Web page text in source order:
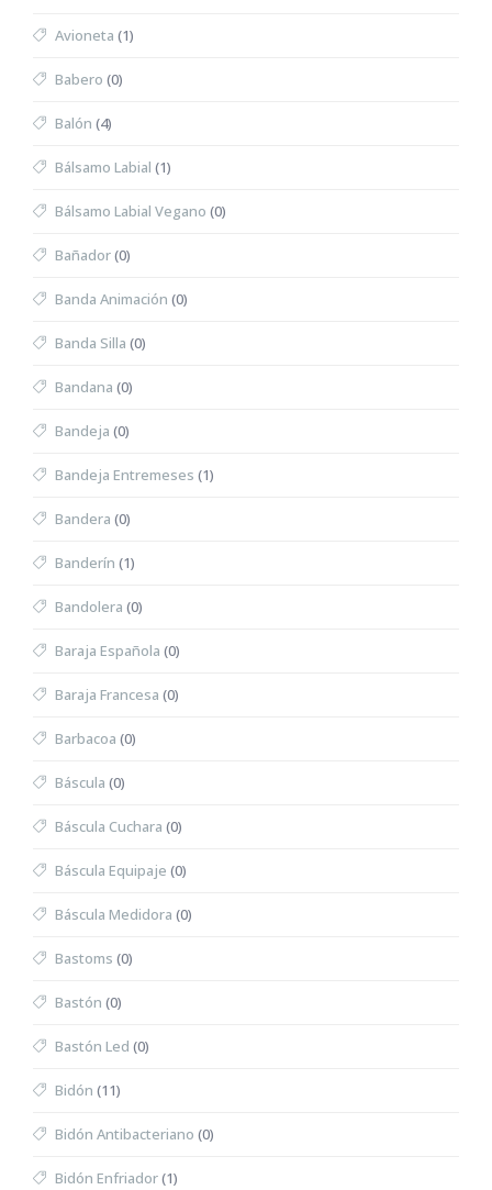
Avioneta (1)
Babero (0)
Balón (4)
Bálsamo Labial (1)
Bálsamo Labial Vegano (0)
Bañador(0)
Banda Animación (0)
Banda Silla (0)
Bandana (0)
Bandeja (0)
Bandeja Entremeses (1)
Bandera (0)
Banderín (1)
Bandolera (0)
Baraja Española (0)
Baraja Francesa (0)
Barbacoa (0)
Báscula (0)
Báscula Cuchara (0)
Báscula Equipaje (0)
Báscula Medidora (0)
Bastoms (0)
Bastón (0)
Bastón Led (0)
Bidón (11)
Bidón Antibacteriano (0)
Bidón Enfriador(1)